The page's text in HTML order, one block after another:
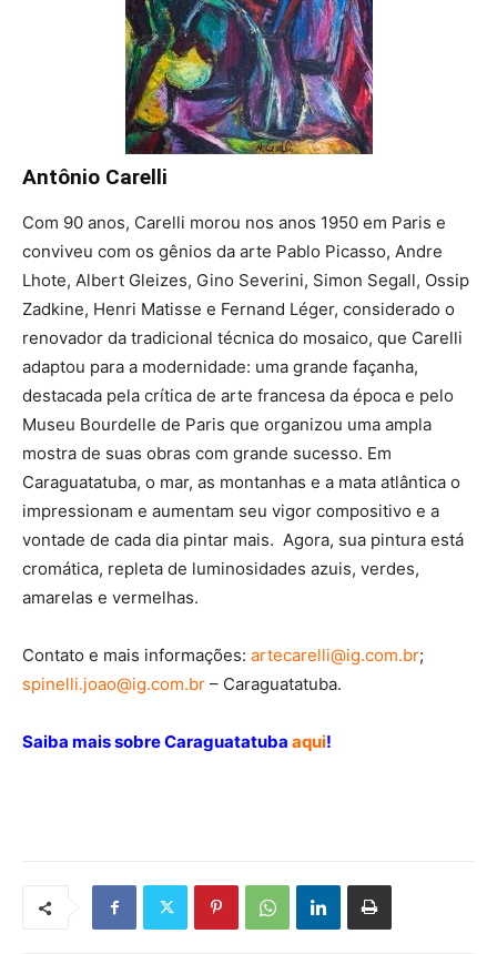
Antônio Carelli
Com 90 anos, Carelli morou nos anos 1950 em Paris e
conviveu com os gênios da arte Pablo Picasso, Andre
Lhote, Albert Gleizes, Gino Severini, Simon Segall, Ossip
Zadkine, Henri Matisse e Fernand Léger, considerado o
renovador da tradicional técnica do mosaico, que Carelli
adaptou para a modernidade: uma grande façanha,
destacada pela crítica de arte francesa da época e pelo
Museu Bourdelle de Paris que organizou uma ampla
mostra de suas obras com grande sucesso. Em
Caraguatatuba, o mar, as montanhas e a mata atlântica o
impressionam e aumentam seu vigor compositivo e a
vontade de cada dia pintar mais. Agora, sua pintura está
cromática, repleta de luminosidades azuis, verdes,
amarelas e vermelhas.
Contato e mais informações: artecarelli@ig.com.br;
spinelli.joao@ig.com.br – Caraguatatuba.
Saiba mais sobre Caraguatatuba aqui!